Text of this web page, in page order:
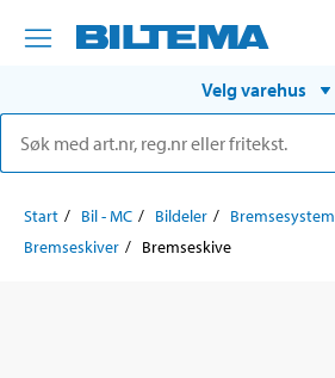
Velg varehus
Start Bil - MC Bildeler Bremsesystem
Bremseskiver
Bremseskive